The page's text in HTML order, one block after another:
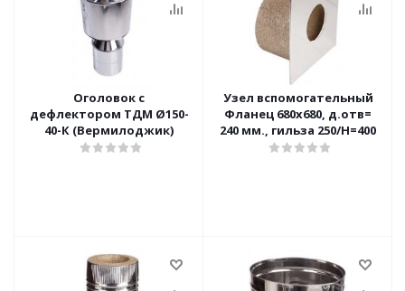
Оголовок с
дефлектором ТДМ Ø150-
40-К (Вермилоджик)
Узел вспомогательный
Фланец 680х680, д.отв=
240 мм., гильза 250/H=400